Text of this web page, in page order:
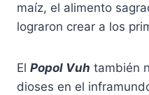
maíz, el alimento
lograron crear a los
El Popol Vuh también
dioses en el